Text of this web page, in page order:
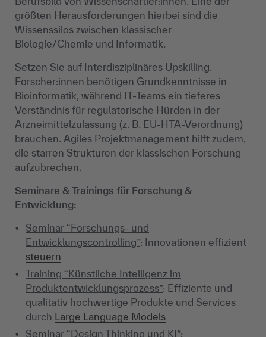
größten Herausforderungen hierbei sind die
Wissenssilos zwischen klassischer
Biologie/Chemie und Informatik.
Setzen Sie auf Interdisziplinäres Upskilling.
Forscher:innen benötigen Grundkenntnisse in
Bioinformatik, während IT-Teams ein tieferes
Verständnis für regulatorische Hürden in der
Arzneimittelzulassung (z. B. EU-HTA-Verordnung)
brauchen. Agiles Projektmanagement hilft zudem,
die starren Strukturen der klassischen Forschung
aufzubrechen.
Seminare & Trainings für Forschung &
Entwicklung:
Seminar “Forschungs- und
Entwicklungscontrolling”: Innovationen effizient
steuern
Training “Künstliche Intelligenz im
Produktentwicklungsprozess”: Effiziente und
qualitativ hochwertige Produkte und Services
durch Large Language Models
Seminar “Design Thinking und KI”: